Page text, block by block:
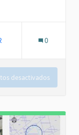
de Queretaro 2
0
desactivados